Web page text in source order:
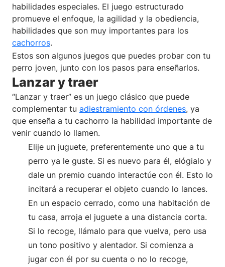
habilidades especiales. El juego estructurado
promueve el enfoque, la agilidad y la obediencia,
habilidades que son muy importantes para los
cachorros.
Estos son algunos juegos que puedes probar con tu
perro joven, junto con los pasos para enseñarlos.
Lanzar y traer
“Lanzar y traer” es un juego clásico que puede
complementar tu adiestramiento con órdenes, ya
que enseña a tu cachorro la habilidad importante de
venir cuando lo llamen.
Elije un juguete, preferentemente uno que a tu
perro ya le guste. Si es nuevo para él, elógialo y
dale un premio cuando interactúe con él. Esto lo
incitará a recuperar el objeto cuando lo lances.
En un espacio cerrado, como una habitación de
tu casa, arroja el juguete a una distancia corta.
Si lo recoge, llámalo para que vuelva, pero usa
un tono positivo y alentador. Si comienza a
jugar con él por su cuenta o no lo recoge,